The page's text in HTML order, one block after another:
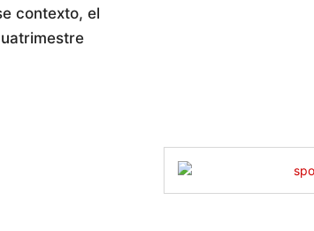
contexto, el